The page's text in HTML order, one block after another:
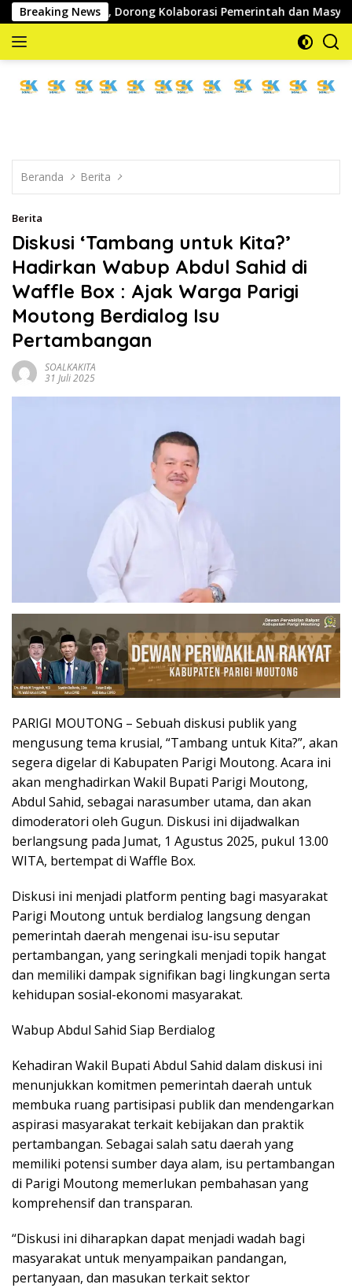
Langsung
ke
konten
Breaking News
Dorong Kolaborasi Pemerintah dan Masyarakat
mengabarkan
Beranda Berita
Berita
Diskusi ‘Tambang untuk Kita?’
Hadirkan Wabup Abdul Sahid di
Waffle Box : Ajak Warga Parigi
Moutong Berdialog Isu
Pertambangan
SOALKAKITA
31 Juli 2025
PARIGI MOUTONG – Sebuah diskusi publik yang
mengusung tema krusial, “Tambang untuk Kita?”, akan
segera digelar di Kabupaten Parigi Moutong. Acara ini
akan menghadirkan Wakil Bupati Parigi Moutong,
Abdul Sahid, sebagai narasumber utama, dan akan
dimoderatori oleh Gugun. Diskusi ini dijadwalkan
berlangsung pada Jumat, 1 Agustus 2025, pukul 13.00
WITA, bertempat di Waffle Box.
Diskusi ini menjadi platform penting bagi masyarakat
Parigi Moutong untuk berdialog langsung dengan
pemerintah daerah mengenai isu-isu seputar
pertambangan, yang seringkali menjadi topik hangat
dan memiliki dampak signifikan bagi lingkungan serta
kehidupan sosial-ekonomi masyarakat.
Wabup Abdul Sahid Siap Berdialog
Kehadiran Wakil Bupati Abdul Sahid dalam diskusi ini
menunjukkan komitmen pemerintah daerah untuk
membuka ruang partisipasi publik dan mendengarkan
aspirasi masyarakat terkait kebijakan dan praktik
pertambangan. Sebagai salah satu daerah yang
memiliki potensi sumber daya alam, isu pertambangan
di Parigi Moutong memerlukan pembahasan yang
komprehensif dan transparan.
“Diskusi ini diharapkan dapat menjadi wadah bagi
masyarakat untuk menyampaikan pandangan,
pertanyaan, dan masukan terkait sektor